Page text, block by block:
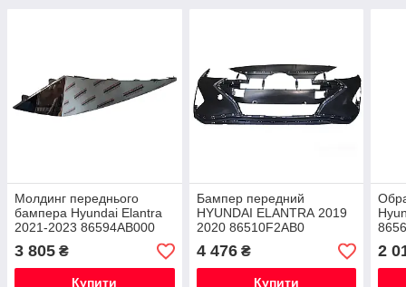
Молдинг переднього
бампера Hyundai Elantra
2021-2023 86594AB000
правий
3 805 ₴
Купити
Бампер передний
HYUNDAI ELANTRA 2019
2020 86510F2AB0
4 476₴
Купити
2